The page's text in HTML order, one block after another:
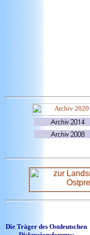
Die Träger des Ostdeutschen